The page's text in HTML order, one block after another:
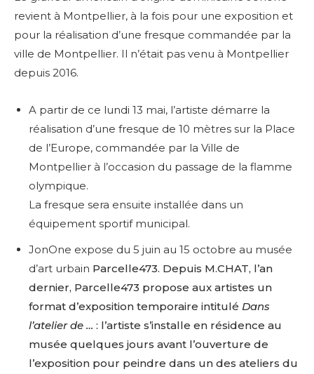
revient à Montpellier, à la fois pour une exposition et
pour la réalisation d’une fresque commandée par la
ville de Montpellier. Il n’était pas venu à Montpellier
depuis 2016.
A partir de ce lundi 13 mai, l’artiste démarre la
réalisation d’une fresque de 10 mètres sur la Place
de l’Europe, commandée par la Ville de
Montpellier à l’occasion du passage de la flamme
olympique.
La fresque sera ensuite installée dans un
équipement sportif municipal.
JonOne expose du 5 juin au 15 octobre au musée
d’art urbain Parcelle473. Depuis M.CHAT, l’an
dernier, Parcelle473 propose aux artistes un
format d’exposition temporaire intitulé Dans
l’atelier de … : l’artiste s’installe en résidence au
musée quelques jours avant l’ouverture de
l’exposition pour peindre dans un des ateliers du